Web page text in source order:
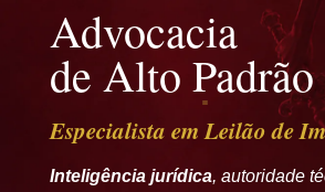
Advocacia
de Alto Padrão
Especialista em Leilão de
Inteligência jurídica, autoridade